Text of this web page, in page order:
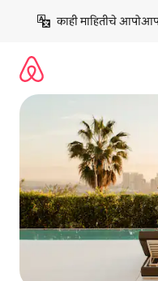
काही माहितीचे